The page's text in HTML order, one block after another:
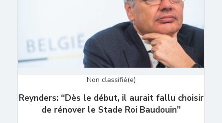
Non classifié(e)
Reynders: “Dès le début, il aurait fallu choisir
de rénover le Stade Roi Baudouin”